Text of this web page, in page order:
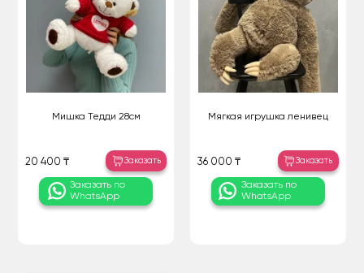
Мишка Тедди 28см
20 400 ₸ Заказать
Заказать по
WhatsApp
Мягкая игрушка ленивец
36 000 ₸ Заказать
Заказать по
WhatsApp